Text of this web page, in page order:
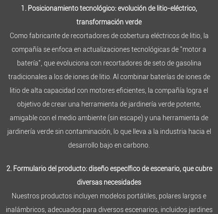
1. Posicionamiento tecnológico: evolución de litio-eléctrico,
transformación verde
Como fabricante de recortadores de cobertura eléctricos de litio, la
compañía se enfoca en actualizaciones tecnológicas de "motor a
batería", que evoluciona con recortadores de seto de gasolina
tradicionales a los de iones de litio. Al combinar baterías de iones de
litio de alta capacidad con motores eficientes, la compañía logra el
objetivo de crear una herramienta de jardinería verde potente,
amigable con el medio ambiente (sin escape) y una herramienta de
jardinería verde sin contaminación, lo que lleva a la industria hacia el
desarrollo bajo en carbono.
2. Formulario del producto: diseño específico de escenario, que cubre
diversas necesidades
Nuestros productos incluyen modelos portátiles, polares largos e
inalámbricos, adecuados para diversos escenarios, incluidos jardines